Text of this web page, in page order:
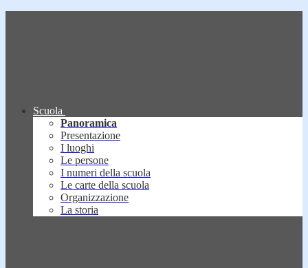
Scuola
Panoramica
Presentazione
I luoghi
Le persone
I numeri della scuola
Le carte della scuola
Organizzazione
La storia